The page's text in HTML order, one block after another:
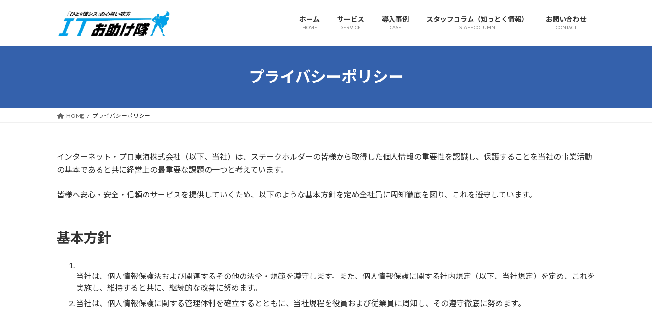
プ
動
ホーム
HOME
サービス
SERVICE
導入事例
CASE
スタッフコラム（知っとく情報）
STAFF COLUMN
お問い合わせ
CONTACT
プライバシーポリシー
HOME プライバシーポリシー
インターネット・プロ東海株式会社（以下、当社）は、ステークホルダーの皆様から取得した個人情報の重要性を認識し、保護することを当社の事業活動
の基本であると共に経営上の最重要な課題の一つと考えています。
皆様へ安心・安全・信頼のサービスを提供していくため、以下のような基本方針を定め全社員に周知徹底を図り、これを遵守しています。
基本方針
当社は、個人情報保護法および関連するその他の法令・規範を遵守します。また、個人情報保護に関する社内規定（以下、当社規定）を定め、これを
実施し、維持すると共に、継続的な改善に努めます。
当社は、個人情報保護に関する管理体制を確立するとともに、当社規程を役員および従業員に周知し、その遵守徹底に努めます。